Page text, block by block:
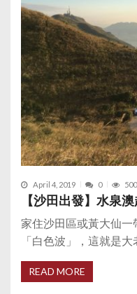
April 4, 2019 0
【沙田出發】水泉
家住沙田區或黃大仙
「白色波」，這就是大
READ MORE